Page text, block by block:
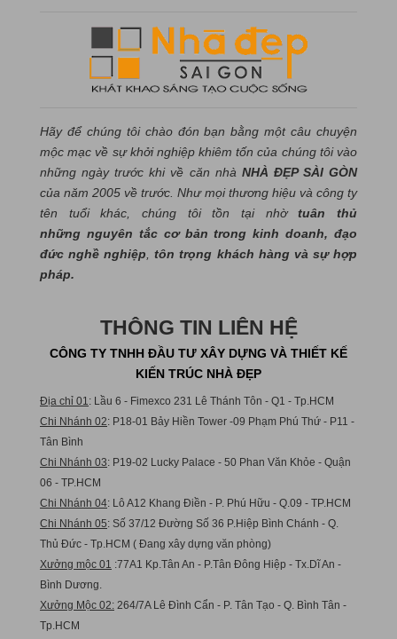
Hãy để chúng tôi chào đón bạn bằng một câu chuyện
mộc mạc về sự khởi nghiệp khiêm tốn của chúng tôi vào
những ngày trước khi về căn nhà NHÀ ĐẸP SÀI GÒN
của năm 2005 về trước. Như mọi thương hiệu và công ty
tên tuổi khác, chúng tôi tồn tại nhờtuân thủ
những nguyên tắc cơ bản trong kinh doanh, đạo
đức nghề nghiệp ,tôn trọng khách hàng và sự hợp
pháp.
THÔNG TIN LIÊN HỆ
CÔNG TY TNHH ĐẦU TƯ XÂY DỰNG VÀ THIẾT KẾ
KIẾN TRÚC NHÀ ĐẸP
Địa chỉ 01 : Lầu 6 - Fimexco 231 Lê Thánh Tôn - Q1 - Tp.HCM
Chi Nhánh 02: P18-01 Bảy Hiền Tower -09 Phạm Phú Thứ - P11 -
Tân Bình
Chi Nhánh 03: P19-02 Lucky Palace - 50 Phan Văn Khỏe - Quận
06 - TP.HCM
Chi Nhánh 04: Lô A12 Khang Điền - P. Phú Hữu - Q.09 - TP.HCM
Chi Nhánh 05: Số 37/12 Đường Số 36 P.Hiệp Bình Chánh - Q.
Thủ Đức - Tp.HCM ( Đang xây dựng văn phòng)
Xưởng mộc 01
:77A1 Kp.Tân An - P.Tân Đông Hiệp - Tx.Dĩ An -
Bình Dương.
Xưởng Mộc 02: 264/7A Lê Đình Cẩn - P. Tân Tạo - Q. Bình Tân -
Tp.HCM